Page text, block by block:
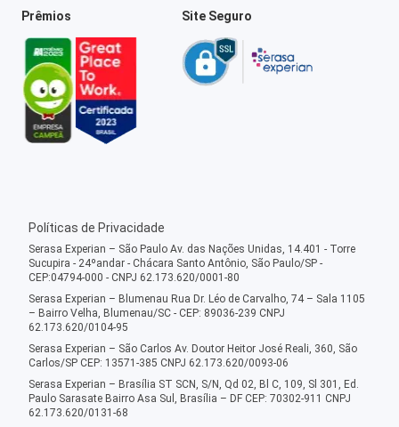
Prêmios Site Seguro
Políticas de Privacidade
Serasa Experian – São Paulo Av. das Nações Unidas, 14.401 - Torre
Sucupira - 24ºandar - Chácara Santo Antônio, São Paulo/SP -
CEP:04794-000 - CNPJ 62.173.620/0001-80
Serasa Experian – Blumenau Rua Dr. Léo de Carvalho, 74 – Sala 1105
– Bairro Velha, Blumenau/SC - CEP: 89036-239 CNPJ
62.173.620/0104-95
Serasa Experian – São Carlos Av. Doutor Heitor José Reali, 360, São
Carlos/SP CEP: 13571-385 CNPJ 62.173.620/0093-06
Serasa Experian – Brasília ST SCN, S/N, Qd 02, Bl C, 109, Sl 301, Ed.
Paulo Sarasate Bairro Asa Sul, Brasília – DF CEP: 70302-911 CNPJ
62.173.620/0131-68